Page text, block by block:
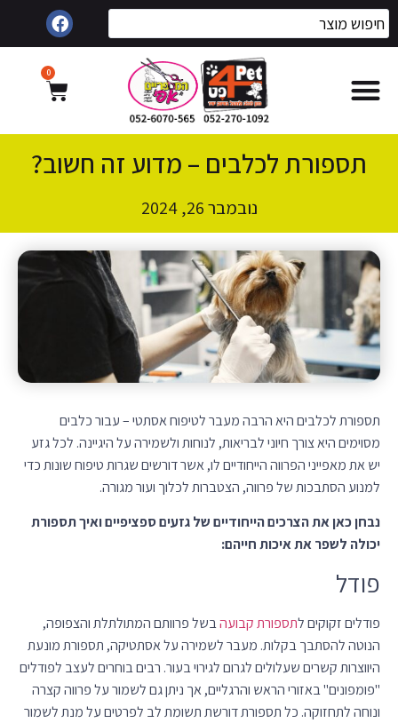
תספורת לכלבים – מדוע זה חשוב?
נובמבר 26, 2024
תספורת לכלבים היא הרבה מעבר לטיפוח אסתטי – עבור כלבים
מסוימים היא צורך חיוני לבריאות, לנוחות ולשמירה על היגיינה. לכל גזע
יש את מאפייני הפרווה הייחודיים לו, אשר דורשים שגרות טיפוח שונות כדי
למנוע הסתבכות של פרווה, הצטברות לכלוך ועור מגורה.
נבחן כאן את הצרכים הייחודיים של גזעים ספציפיים ואיך תספורת
יכולה לשפר את איכות חייהם:
פודל
פודלים זקוקים לתספורת קבועהבשל פרוותם המתולתלת והצפופה,
הנוטה להסתבך בקלות. מעבר לשמירה על אסתטיקה, תספורת מונעת
היווצרות קשרים שעלולים לגרום לגירוי בעור. רבים בוחרים לעצב לפודלים
"פומפונים" באזורי הראש והרגליים, אך ניתן גם לשמור על פרווה קצרה
ונוחה לתחזוקה. כל תספורת דורשת תשומת לב לפרטים על מנת לשמור